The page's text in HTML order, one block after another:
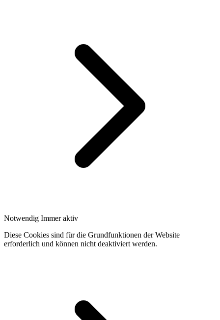
Notwendig Immer aktiv
Diese Cookies sind für die Grundfunktionen der Website
erforderlich und können nicht deaktiviert werden.